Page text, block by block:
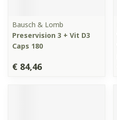
Bausch & Lomb
Preservision 3 + Vit D3
Caps 180
€ 84,46